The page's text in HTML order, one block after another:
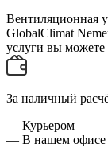
Вентиляционная
GlobalClimat
услуги вы можете
За наличный
— Курьером
— В нашем офисе